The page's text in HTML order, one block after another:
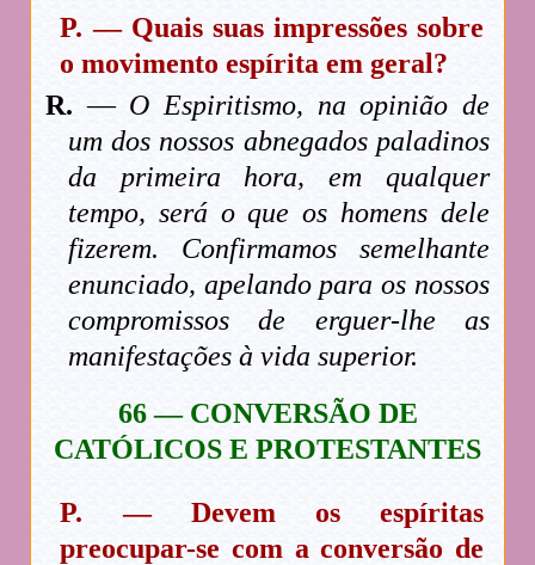
P. — Quais suas impressões sobre
o movimento espírita em geral?
R.— O Espiritismo, na opinião de
um dos nossos abnegados paladinos
da primeira hora, em qualquer
tempo, será o que os homens dele
fizerem. Confirmamos semelhante
enunciado, apelando para os nossos
compromissos de erguer-lhe as
manifestações à vida superior.
66 — CONVERSÃO DE
CATÓLICOS E PROTESTANTES
P. — Devem os espíritas
preocupar-se com a conversão de